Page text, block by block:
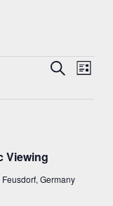
und
Suche
Liste
Viewing
Germany